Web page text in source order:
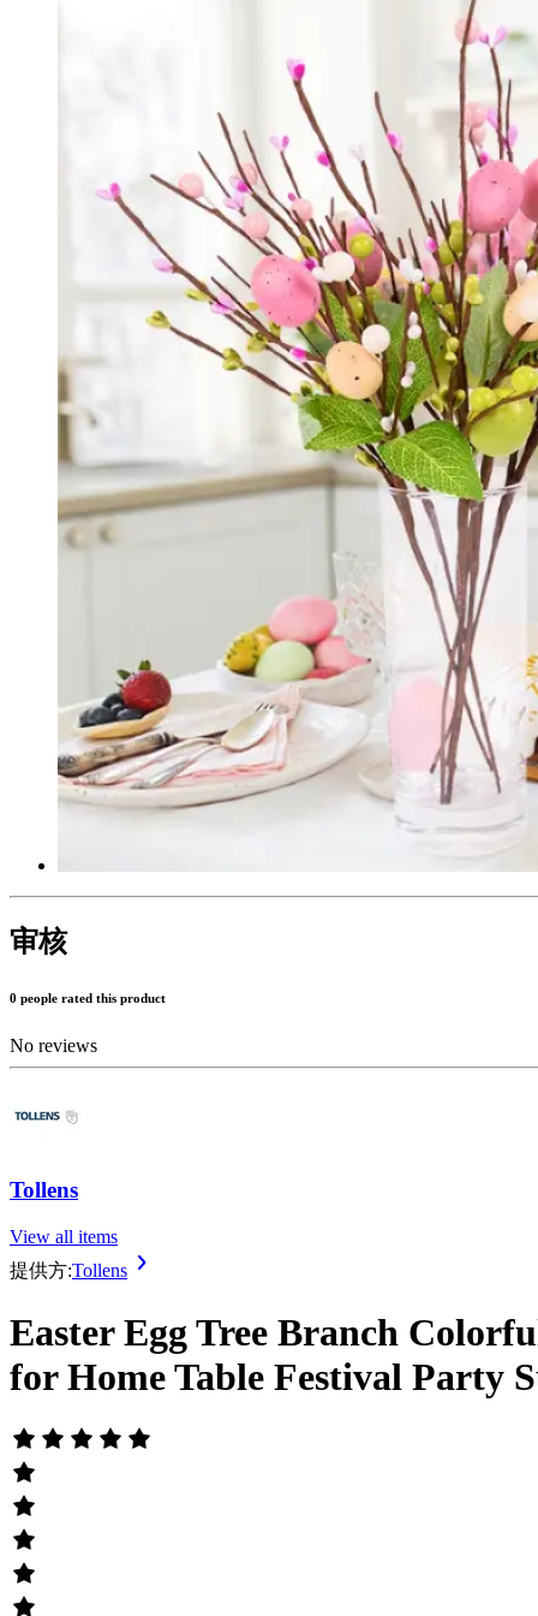
审核
0 people rated this product
No reviews
Tollens
View all items
提供方:Tollens
Easter Egg Tree Branch
for Home Table Festival Party